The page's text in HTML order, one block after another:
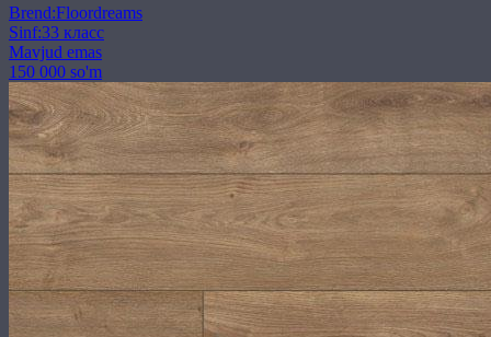
Brend:Floordreams
Sinf:33 класс
Mavjud emas
150 000 so'm